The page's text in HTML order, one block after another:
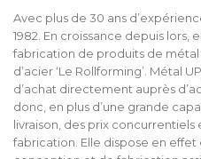
Avec plus de 30 ans
1982. En croissance depuis lors,
fabrication de produits de
d’acier ‘Le Rollforming’. Métal
d’achat directement auprès
donc, en plus d’une grande
livraison, des prix
fabrication. Elle dispose en